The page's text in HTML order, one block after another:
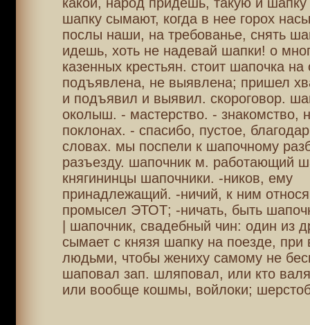
шапку сымают, когда в нее горох
послы наши, на требованье, снять
идешь, хоть не надевай шапки! о
казенных крестьян. стоит шапочка на
подъявлена, не выявлена; пришел
и подъявил и выявил. скороговор.
околыш. - мастерство. - знакомство,
поклонах. - спасибо, пустое,
словах. мы поспели к шапочному
разъезду. шапочник м. работающий
княгининцы шапочники. -ников, ему
принадлежащий. -ничий, к ним
промысел ЭТОТ; -ничать, быть
| шапочник, свадебный чин: один из
сымает с князя шапку на поезде, при
людьми, чтобы жениху самому не
шаповал зап. шляповал, или кто
или вообще кошмы, войлоки;